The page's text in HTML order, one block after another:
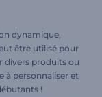
dynamique,
être utilisé pour
divers produits ou
à personnaliser et
!